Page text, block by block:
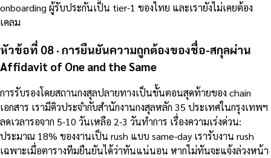
onboarding ผู้รับประกันเป็น tier-1 ของไทย และเรายังไม่เคยต้อง
เคลม
หัวข้อที่ 08 · การยืนยันความถูกต้องของชื่อ-สกุลผ่าน
Affidavit of One and the Same
การรับรองโดยสถานกงสุลปลายทางเป็นขั้นตอนสุดท้ายของ chain
เอกสาร เรามีคิวประจำกับสำนักงานกงสุลหลัก 35 ประเทศในกรุงเทพฯ
ลดเวลารอจาก 5-10 วันเหลือ 2-3 วันทำการ เรื่องความเร่งด่วน:
ประมาณ 18% ของงานเป็น rush แบบ same-day เรารับงาน rush
เฉพาะเมื่อตารางทีมยืนยันได้ว่าทันแน่นอน หากไม่ทันจะแจ้งล่วงหน้า